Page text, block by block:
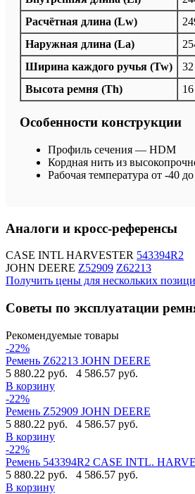
Расчётная длина (Lw)
Наружная длина (La)
Ширина каждого ручья (Tw)
Высота ремня (Th)
Особенности конструкции
Профиль сечения — HDM
Кордная нить из
Рабочая температура от -40
Аналоги и кросс-референсы
CASE INTL HARVESTER 543394R2
JOHN DEERE Z52909 Z62213
Получить цены для нескольких
Советы по эксплуатации
Рекомендуемые товары
-22%
Ремень Z62213 JOHN DEERE
5 880.22 руб.
4 586.57 руб.
В корзину
-22%
Ремень Z52909 JOHN DEERE
5 880.22 руб.
4 586.57 руб.
В корзину
-22%
Ремень 543394R2 CASE INTL.
5 880.22 руб.
4 586.57 руб.
В корзину